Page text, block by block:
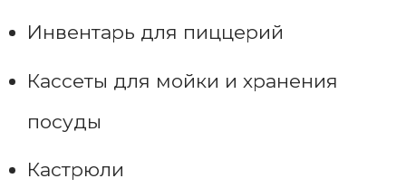
Инвентарь для пиццерий
Кассеты для мойки и хранения
посуды
Кастрюли